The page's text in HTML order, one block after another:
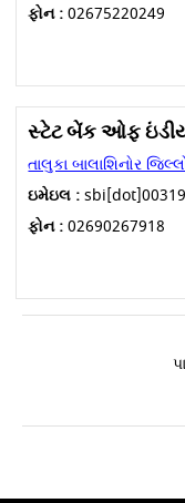
ફોન :02675220249
સ્ટેટ બેંક ઓફ
તાલુકા બાલાશિનોર
ઇમેઇલ :
ફોન :02690267918